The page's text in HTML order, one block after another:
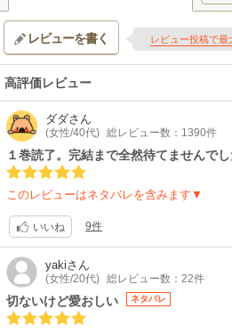
レビューを書く レビュー投稿で最
高評価レビュー
ダダさん
(女性/40代) 総レビュー数：1390件
１巻読了。完結まで全然待てませんでし
このレビューはネタバレを含みます▼
いいね 9件
yakiさん
(女性/20代) 総レビュー数：22件
切ないけど愛おしい ネタバレ